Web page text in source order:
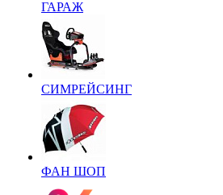
ГАРАЖ
СИМРЕЙСИНГ
ФАН ШОП